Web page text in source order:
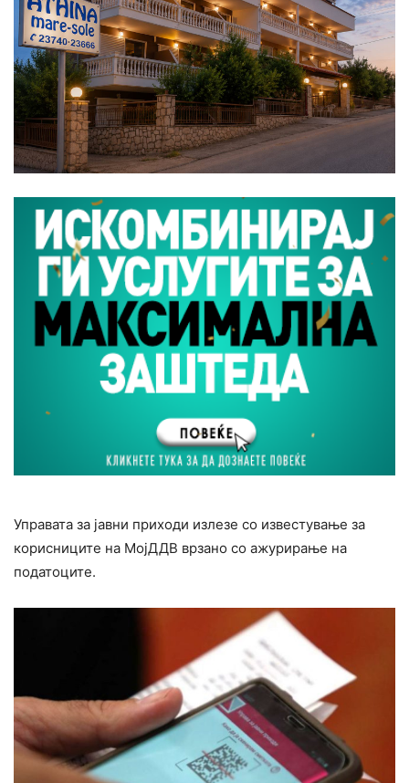
Управата за јавни приходи излезе со известување за
корисниците на МојДДВ врзано со ажурирање на
податоците.